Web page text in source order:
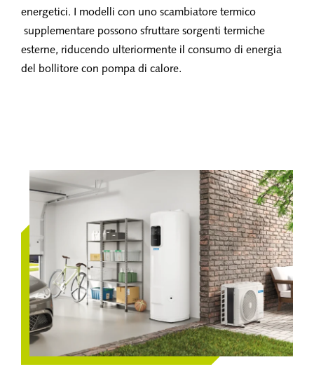
energetici. I modelli con uno scambiatore termico
supplementare possono sfruttare sorgenti termiche
esterne, riducendo ulteriormente il consumo di energia
del bollitore con pompa di calore.